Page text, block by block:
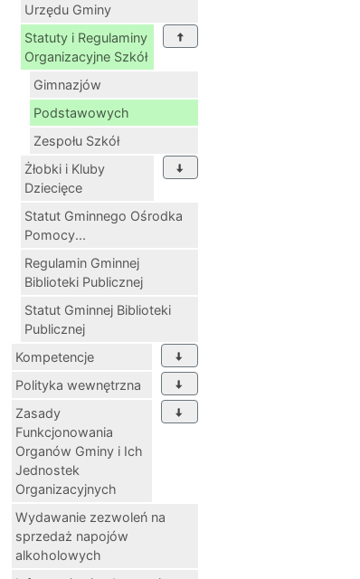
Urzędu Gminy
Statuty i Regulaminy
Organizacyjne Szkół
Gimnazjów
Podstawowych
Zespołu Szkół
Żłobki i Kluby
Dziecięce
Statut Gminnego Ośrodka
Pomocy...
Regulamin Gminnej
Biblioteki Publicznej
Statut Gminnej Biblioteki
Publicznej
Kompetencje
Polityka wewnętrzna
Zasady
Funkcjonowania
Organów Gminy i Ich
Jednostek
Organizacyjnych
Wydawanie zezwoleń na
sprzedaż napojów
alkoholowych